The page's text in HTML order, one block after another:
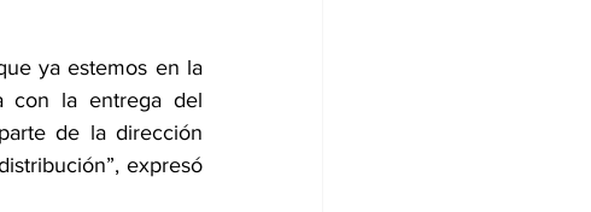
ya estemos en la
con la entrega del
de la dirección
expresó